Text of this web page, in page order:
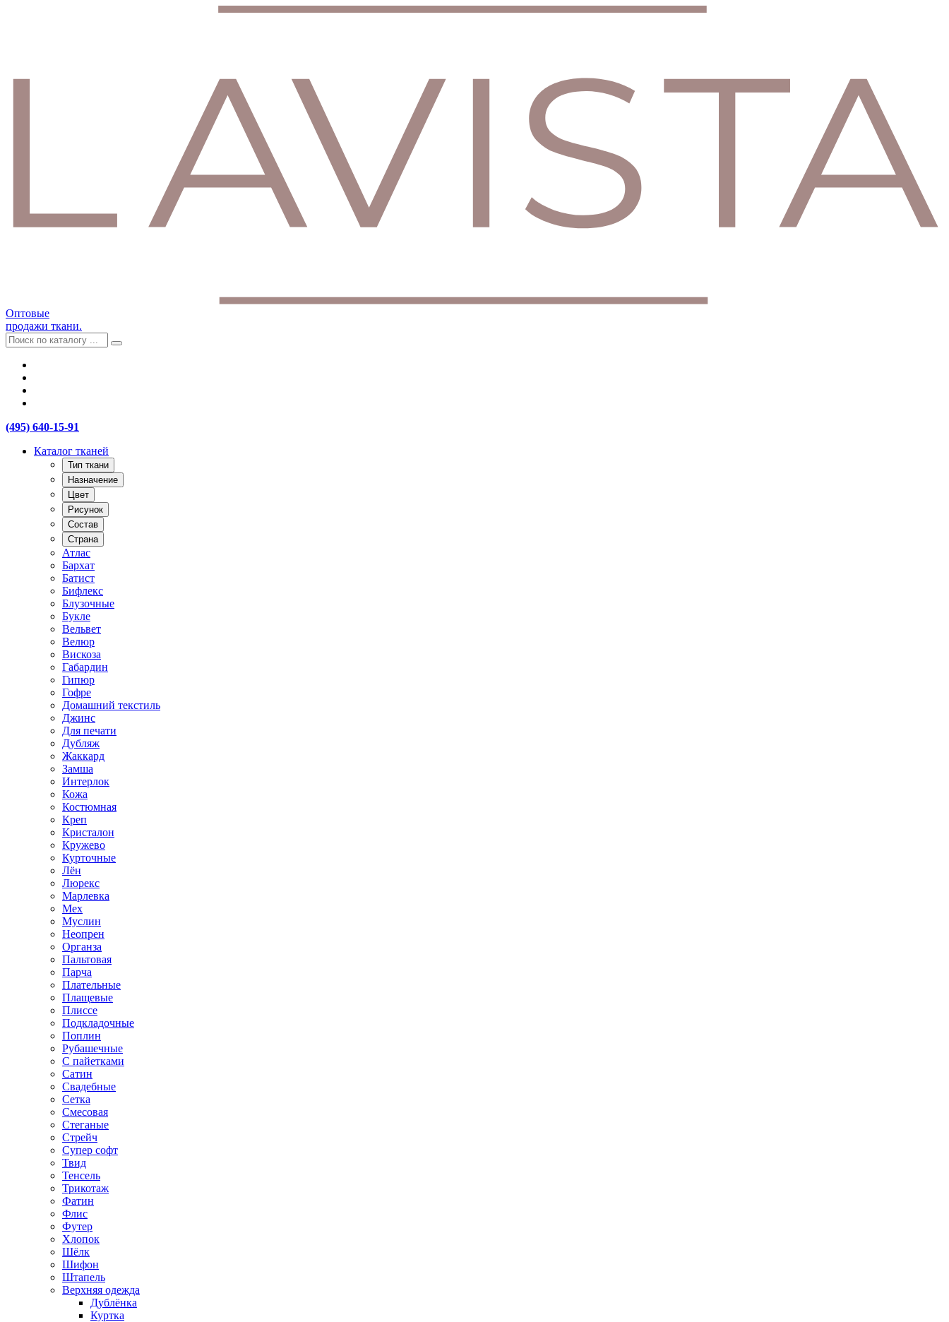
Оптовые
продажи ткани.
(495) 640-15-91
Каталог тканей
Тип ткани
Назначение
Цвет
Рисунок
Состав
Страна
Атлас
Бархат
Батист
Бифлекс
Блузочные
Букле
Вельвет
Велюр
Вискоза
Габардин
Гипюр
Гофре
Домашний текстиль
Джинс
Для печати
Дубляж
Жаккард
Замша
Интерлок
Кожа
Костюмная
Креп
Кристалон
Кружево
Курточные
Лён
Люрекс
Марлевка
Мех
Муслин
Неопрен
Органза
Пальтовая
Парча
Плательные
Плащевые
Плиссе
Подкладочные
Поплин
Рубашечные
С пайетками
Сатин
Свадебные
Сетка
Смесовая
Стеганые
Стрейч
Супер софт
Твид
Тенсель
Трикотаж
Фатин
Флис
Футер
Хлопок
Шёлк
Шифон
Штапель
Верхняя одежда
Дублёнка
Куртка